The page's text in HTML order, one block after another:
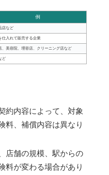
例
店など
仕入れて販売する企業
、美容院、理容店、クリーニング店など
ど
約内容によって、対象
料、補償内容は異なり
店舗の規模、駅からの
料が変わる場合があり